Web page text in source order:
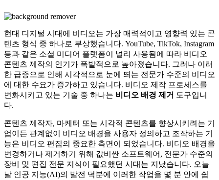
현대 디지털 시대에 비디오는 가장 매력적이고 영향력 있는 콘
텐츠 형식 중 하나로 부상했습니다. YouTube, TikTok, Instagram
등과 같은 소셜 미디어 플랫폼이 널리 사용됨에 따라 비디오
콘텐츠 제작의 인기가 폭발적으로 높아졌습니다. 그러나 이러
한 급증으로 인해 시각적으로 눈에 띄는 전문가 수준의 비디오
에 대한 수요가 증가하고 있습니다. 비디오 제작 프로세스를
변화시키고 있는 기술 중 하나는 비디오 배경 제거 도구입니
다.
콘텐츠 제작자, 마케터 또는 시각적 콘텐츠를 향상시키려는 기
업이든 관계없이 비디오 배경을 사용자 정의하고 조작하는 기
능은 비디오 편집의 중요한 측면이 되었습니다. 비디오 배경을
변경하거나 제거하기 위해 값비싼 소프트웨어, 전문가 수준의
장비 및 편집 전문 지식이 필요했던 시대는 지났습니다. 오늘
날 인공 지능(AI)의 발전 덕분에 이러한 작업을 몇 분 안에 쉽